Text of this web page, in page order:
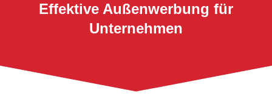
Effektive Außenwerbung für
Unternehmen